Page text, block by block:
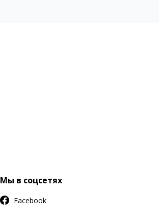
Мы в соцсетях
Facebook